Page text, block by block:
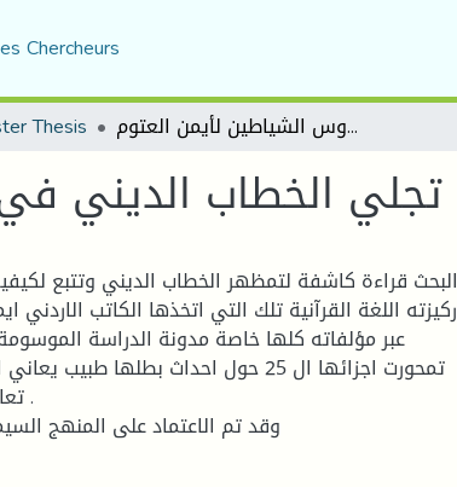
Chercheurs
Thesis تجلي الخطاب الديني في رواية رؤوس الشياطين لأيمن العتوم
تجلي الخطاب الديني
البحث قراءة كاشفة لتمظهر الخطاب الديني وتتبع
ركيزته اللغة القرآنية تلك التي اتخذها الكاتب الاردني
عبر مؤلفاته كلها خاصة مدونة الدراسة
تمحورت اجزائها ال 25 حول احداث بطلها
وقد تم الاعتماد على المنهج